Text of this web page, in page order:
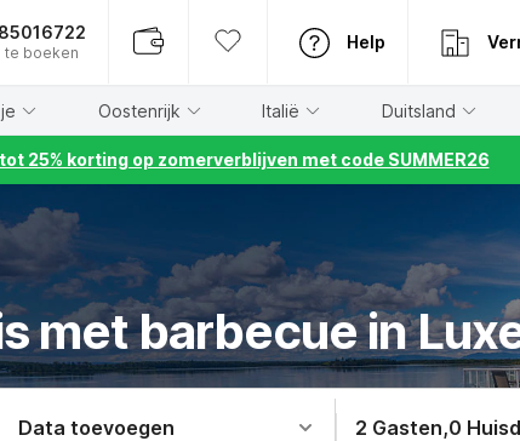
te boeken
Help
Oostenrijk Italië Duitsland
25% korting op zomerverblijven met code SUMMER26
met barbecue in
Data toevoegen 2 Gasten,0